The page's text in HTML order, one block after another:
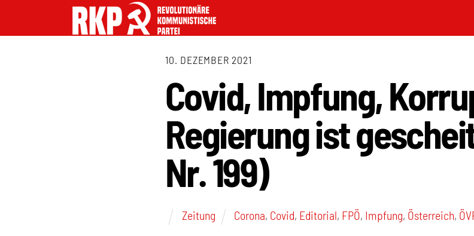
10. DEZEMBER 2021
Covid, Impfung,
Regierung ist
Nr. 199)
Zeitung Corona, Covid, Editorial, FPÖ, Impfung, Österreich,